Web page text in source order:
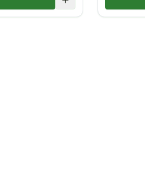
Lägg till i jämförelse